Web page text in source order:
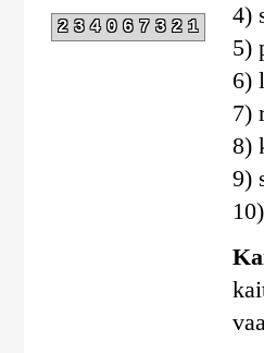
234067321
4)
5)
6)
7)
8)
9)